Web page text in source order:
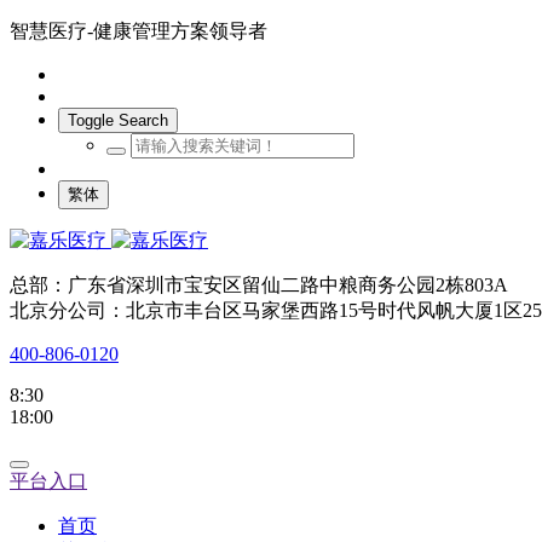
智慧医疗-健康管理方案领导者
Toggle Search
繁体
总部：广东省深圳市宝安区留仙二路中粮商务公园2栋803A
北京分公司：北京市丰台区马家堡西路15号时代风帆大厦1区
400-806-0120
8:30
18:00
平台入口
首页